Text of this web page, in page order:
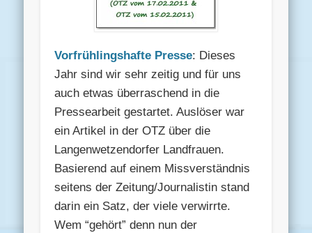
Vorfrühlingshafte Presse: Dieses
Jahr sind wir sehr zeitig und für uns
auch etwas überraschend in die
Pressearbeit gestartet. Auslöser war
ein Artikel in der OTZ über die
Langenwetzendorfer Landfrauen.
Basierend auf einem Missverständnis
seitens der Zeitung/Journalistin stand
darin ein Satz, der viele verwirrte.
Wem “gehört” denn nun der